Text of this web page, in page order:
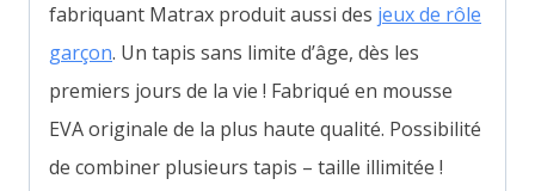
fabriquant Matrax produit aussi des jeux de rôle
garçon. Un tapis sans limite d’âge, dès les
premiers jours de la vie ! Fabriqué en mousse
EVA originale de la plus haute qualité. Possibilité
de combiner plusieurs tapis – taille illimitée !